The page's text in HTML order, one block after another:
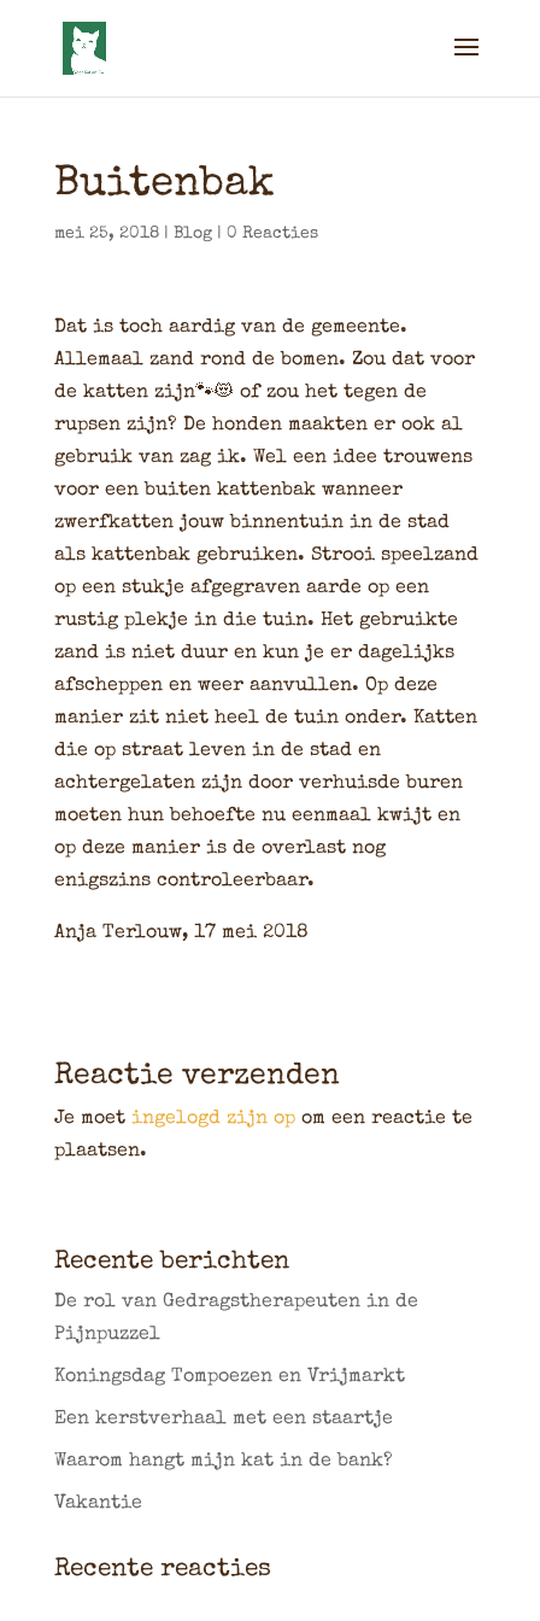
Buitenbak
mei 25, 2018| Blog| 0 Reacties
Dat is toch aardig van de gemeente.
Allemaal zand rond de bomen. Zou dat voor
de katten zijn🐾😻 of zou het tegen de
rupsen zijn? De honden maakten er ook al
gebruik van zag ik. Wel een idee trouwens
voor een buiten kattenbak wanneer
zwerfkatten jouw binnentuin in de stad
als kattenbak gebruiken. Strooi speelzand
op een stukje afgegraven aarde op een
rustig plekje in die tuin. Het gebruikte
zand is niet duur en kun je er dagelijks
afscheppen en weer aanvullen. Op deze
manier zit niet heel de tuin onder. Katten
die op straat leven in de stad en
achtergelaten zijn door verhuisde buren
moeten hun behoefte nu eenmaal kwijt en
op deze manier is de overlast nog
enigszins controleerbaar.
Anja Terlouw, 17 mei 2018
Reactie verzenden
Je moet ingelogd zijn opom een reactie te
plaatsen.
Recente berichten
De rol van Gedragstherapeuten in de
Pijnpuzzel
Koningsdag Tompoezen en Vrijmarkt
Een kerstverhaal met een staartje
Waarom hangt mijn kat in de bank?
Vakantie
Recente reacties